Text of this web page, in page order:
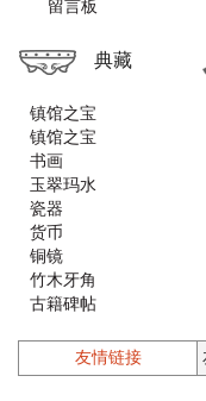
留言板
典藏
镇馆之宝
镇馆之宝
书画
玉翠玛水
瓷器
货币
铜镜
竹木牙角
古籍碑帖
漆器螺钿
石质类
友情链接